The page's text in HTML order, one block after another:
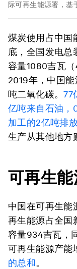
际可再生能源署，基
煤炭使用占中国
底，全国发电总
容量1080吉瓦（
2019年，中国
吨二氧化碳。77
亿吨来自石油，
加工的2亿吨排放
生产从其他地方
可再生
中国在可再生能
再生能源占全国
容量934吉瓦，
可再生能源产能
的总和。